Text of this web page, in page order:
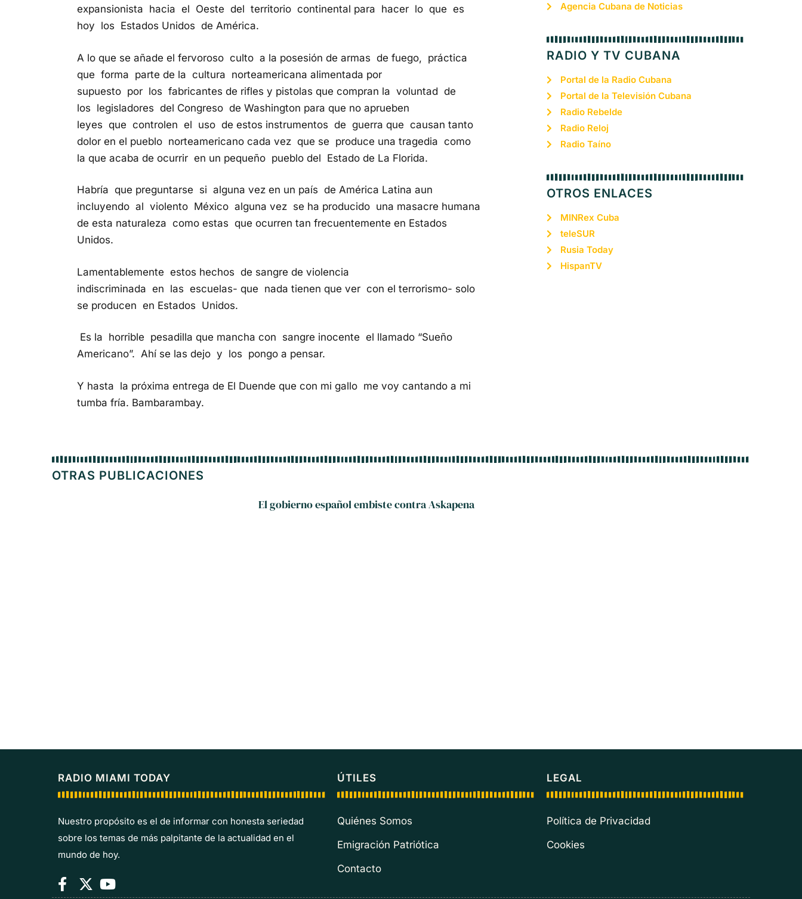
expansionista hacia el Oeste del territorio continental para hacer lo que es
hoy los Estados Unidos de América.
A lo que se añade el fervoroso culto a la posesión de armas de fuego, práctica
que forma parte de la cultura norteamericana alimentada por
supuesto por los fabricantes de rifles y pistolas que compran la voluntad de
los legisladores del Congreso de Washington para que no aprueben
leyes que controlen el uso de estos instrumentos de guerra que causan tanto
dolor en el pueblo norteamericano cada vez que se produce una tragedia como
la que acaba de ocurrir en un pequeño pueblo del Estado de La Florida.
Habría que preguntarse si alguna vez en un país de América Latina aun
incluyendo al violento México alguna vez se ha producido una masacre humana
de esta naturaleza como estas que ocurren tan frecuentemente en Estados
Unidos.
Lamentablemente estos hechos de sangre de violencia
indiscriminada en las escuelas- que nada tienen que ver con el terrorismo- solo
se producen en Estados Unidos.
Es la horrible pesadilla que mancha con sangre inocente el llamado “Sueño
Americano”. Ahí se las dejo y los pongo a pensar.
Y hasta la próxima entrega de El Duende que con mi gallo me voy cantando a mi
tumba fría. Bambarambay.
Agencia Cubana de Noticias
RADIO Y TV CUBANA
Portal de la Radio Cubana
Portal de la Televisión Cubana
Radio Rebelde
Radio Reloj
Radio Taíno
OTROS ENLACES
MINRex Cuba
teleSUR
Rusia Today
HispanTV
OTRAS PUBLICACIONES
El gobierno español embiste contra Askapena
RADIO MIAMI TODAY
Nuestro propósito es el de informar con honesta seriedad
sobre los temas de más palpitante de la actualidad en el
mundo de hoy.
ÚTILES
Quiénes Somos
Emigración Patriótica
Contacto
LEGAL
Política de Privacidad
Cookies